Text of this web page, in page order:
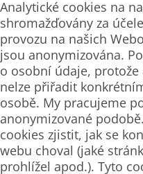
Analytické cookies na
shromažďovány za
provozu na našich
jsou anonymizována.
o osobní údaje,
nelze přiřadit
osobě. My pracujeme
anonymizované
cookies zjistit, jak se
webu choval (jaké
prohlížel apod.). Tyto